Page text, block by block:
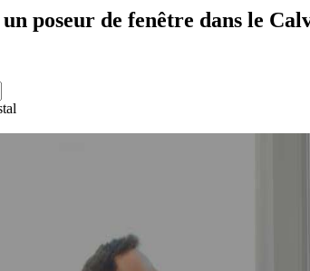
poseur de fenêtre dans le